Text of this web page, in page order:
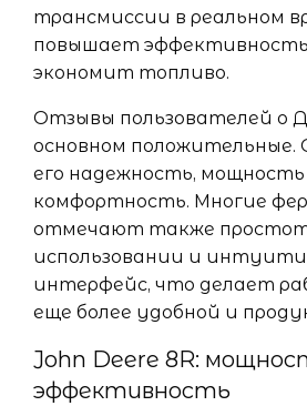
трансмиссии в реальном
повышает
экономит топливо.
Отзывы пользователей о
основном
его надежность, мощность
комфортность. Многие
отмечают также
использовании и
интерфейс, что делает
еще более удобной и
John Deere 8R:
эффективность